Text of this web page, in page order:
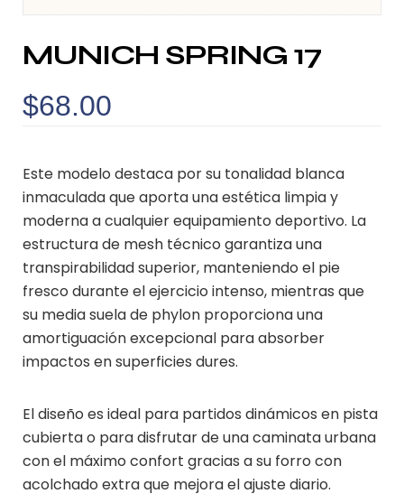
MUNICH SPRING 17
$68.00
Este modelo destaca por su tonalidad blanca
inmaculada que aporta una estética limpia y
moderna a cualquier equipamiento deportivo. La
estructura de mesh técnico garantiza una
transpirabilidad superior, manteniendo el pie
fresco durante el ejercicio intenso, mientras que
su media suela de phylon proporciona una
amortiguación excepcional para absorber
impactos en superficies dures.
El diseño es ideal para partidos dinámicos en pista
cubierta o para disfrutar de una caminata urbana
con el máximo confort gracias a su forro con
acolchado extra que mejora el ajuste diario.